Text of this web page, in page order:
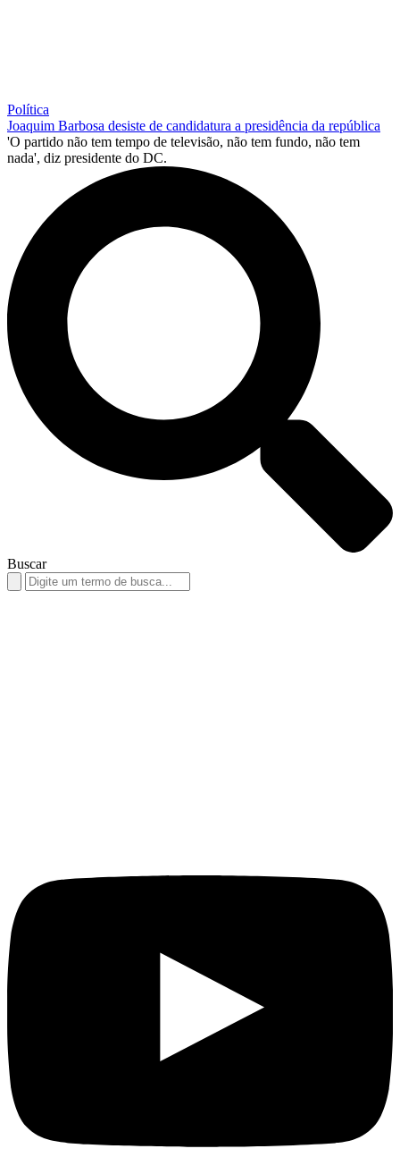
Política
Joaquim Barbosa desiste de candidatura a presidência da república
'O partido não tem tempo de televisão, não tem fundo, não tem
nada', diz presidente do DC.
Buscar
Search
for: